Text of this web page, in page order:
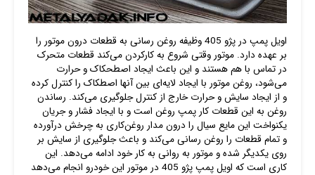
اویل پمپ در پژو 405 وظیفه روغن رسانی به قطعات درون موتور را
بر عهده دارد. موتور وقتی شروع به کارکردن می‌کند قطعات متحرک
در تماس با هم هستند و این باعث ایجاد اصطحکاک و حرارت
می‌شود، روغن موتور با ایجاد لایه‌ای بین آنها اصطکاک را کنترل کرده
و از ایجاد سایش و حرارت خارج از کنترل جلوگیری می‌کند. رساندن
روغن به این قطعات کار پمپ روغن است و با ایجاد فشار و جریان
یکنواخت این مایع سیال را درون مدار روغن‌کاری به چرخش درآورده
و تمام قطعات را روغن رسانی می‌کند و باعث جلوگیری از سایش بر
روی یکدیگر شده و موتور به روانی به کار خود ادامه می‌دهد. این
کاری است که اویل پمپ پژو 405 در موتور این خودرو انجام می‌دهد